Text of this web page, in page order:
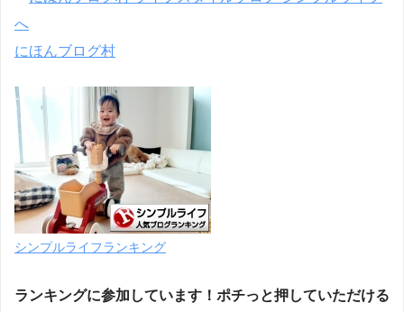
にほんブログ村
シンプルライフランキング
ランキングに参加しています！ポチっと押していただける